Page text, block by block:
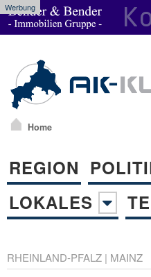
Werbung
Home
REGION
LOKALES
RHEINLAND-PFALZ | MAINZ